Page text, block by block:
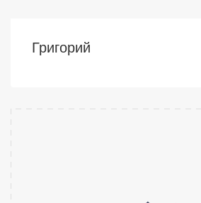
Григорий